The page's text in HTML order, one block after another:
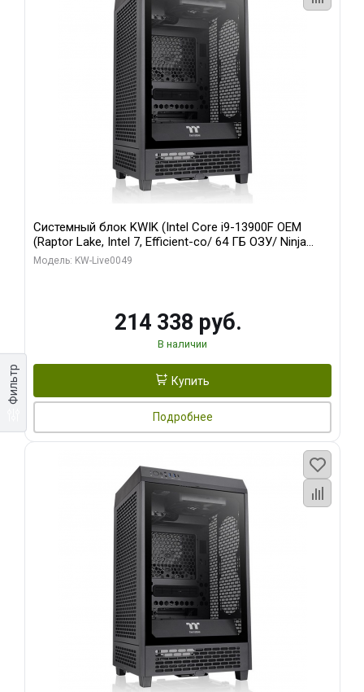
Фильтр
Системный блок KWIK (Intel Core i9-13900F OEM
(Raptor Lake, Intel 7, Efficient-co/ 64 ГБ ОЗУ/ Ninja
Sinotex RTX3070Ti 8GB GDDR6X 256bit 3xDP HDMI / 1
Модель: KW-Live0049
214 338 руб.
В наличии
Купить
Подробнее